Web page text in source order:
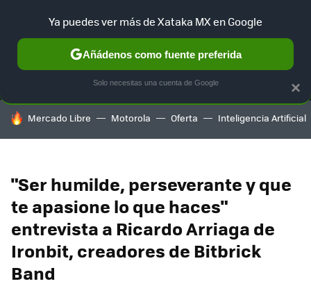
MENÚ NUEVO
GAMING HOME AUTO
HOY SE HABLA DE
Mercado Libre Motorola Oferta Inteligencia Artificial
"Ser humilde, perseverante y que
te apasione lo que haces"
entrevista a Ricardo Arriaga de
Ironbit, creadores de Bitbrick
Band
×
Ya puedes ver más de Xataka MX en Google
Añádenos como fuente preferida
Solo necesitas una cuenta de Google